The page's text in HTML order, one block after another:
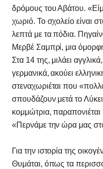
δρόμους του Αβάτου.
χωριό. Το σχολείο είναι
λεπτά με τα πόδια.
Μερβέ Σαμπρί, μια
Στα 14 της, μιλάει
γερμανικά, ακούει
στεναχωριέται που
σπουδάζουν μετά το
κομμώτρια,
«Περνάμε την ώρα μας
Για την ιστορία της
Θυμάται, όπως τα